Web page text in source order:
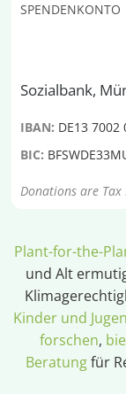
SPENDENKONTO
Sozialbank,
IBAN: DE13 7002
BIC:
Donations are Tax
Plant-for-the-
und Alt
Kinder und
forschen,
Beratungfür